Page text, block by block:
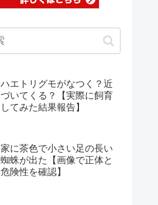
ハエトリグモがなつく？近
づいてくる？【実際に飼育
してみた結果報告】
家に茶色で小さい足の長い
蜘蛛が出た【画像で正体と
危険性を確認】